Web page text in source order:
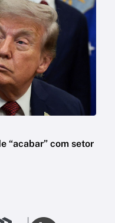
“acabar” com setor